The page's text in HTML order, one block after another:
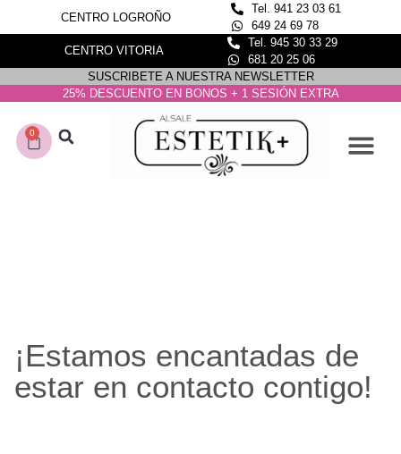
CENTRO LOGROÑO
Tel. 941 23 03 61
649 24 69 78
CENTRO VITORIA
Tel. 945 30 33 29
681 20 25 06
SUSCRIBETE A NUESTRA NEWSLETTER
25% DESCUENTO EN BONOS + 1 SESIÓN EXTRA
0
¡Estamos encantadas de
estar en contacto contigo!